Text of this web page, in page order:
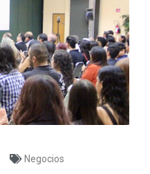
Negocios